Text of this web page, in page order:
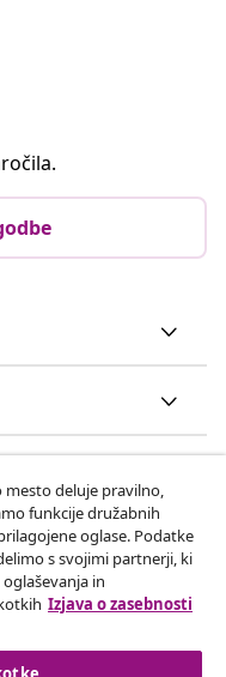
mesto deluje pravilno,
funkcije družabnih
oglase. Podatke
s svojimi partnerji, ki
in
Izjava o zasebnosti